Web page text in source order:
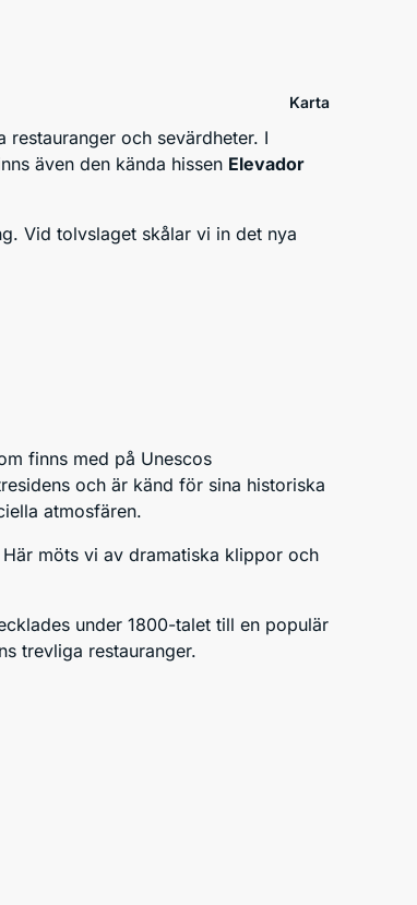
Karta
och sevärdheter. I
även den kända hissen Elevador
Vid tolvslaget skålar vi in det nya
finns med på Unescos
och är känd för sina historiska
atmosfären.
möts vi av dramatiska klippor och
under 1800-talet till en populär
trevliga restauranger.